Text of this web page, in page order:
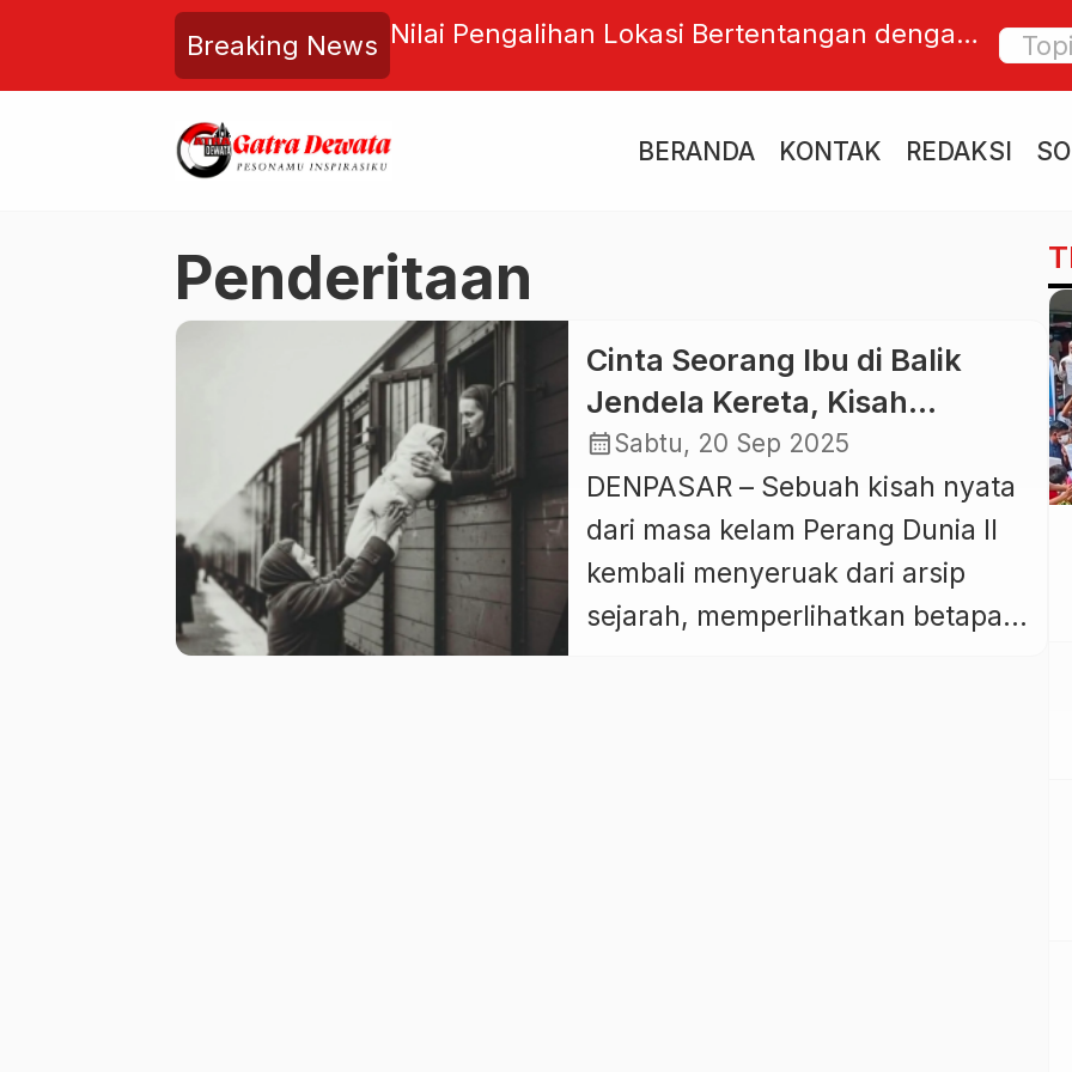
Breaking News
Terbakar, Buddha
yang Layak Diselamatkan
Nilai Pengalihan Lokasi Bertentangan dengan
Jahe
BERANDA KONTAK REDAKSI
Penderitaan
Cinta Seorang Ibu di Balik
Jendela Kereta, Kisah
Menggetarkan dari Polandia
1943
calendar_monthSabtu, 20 Sep 2025
DENPASAR – Sebuah kisah nyata
dari masa kelam Perang Dunia II
kembali menyeruak dari arsip
sejarah, memperlihatkan betapa